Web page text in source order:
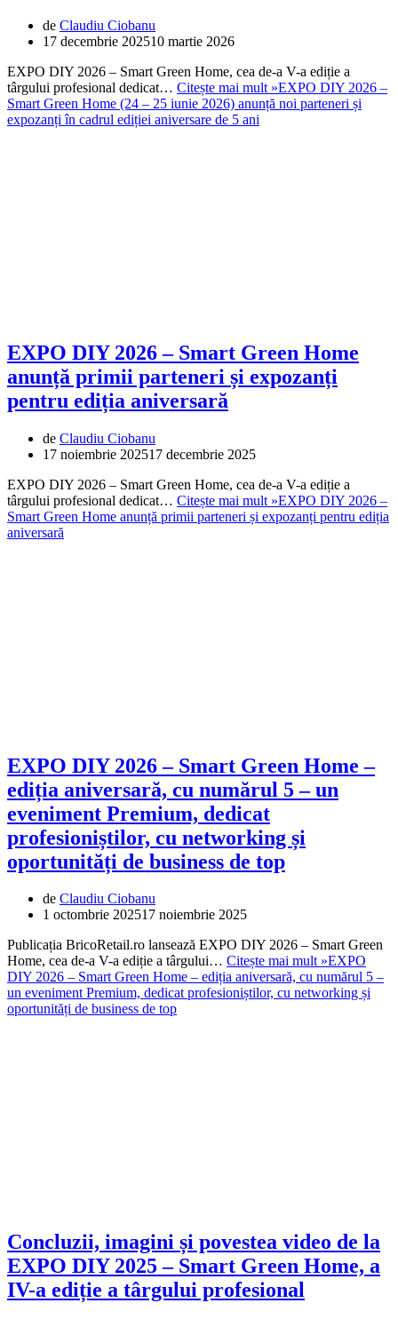
de Claudiu Ciobanu
17 decembrie 202510 martie 2026
EXPO DIY 2026 – Smart Green Home, cea de-a V-a ediție a
târgului profesional dedicat… Citește mai mult »EXPO DIY 2026 –
Smart Green Home (24 – 25 iunie 2026) anunță noi parteneri și
expozanți în cadrul ediției aniversare de 5 ani
EXPO DIY 2026 – Smart Green Home
anunță primii parteneri și expozanți
pentru ediția aniversară
de Claudiu Ciobanu
17 noiembrie 202517 decembrie 2025
EXPO DIY 2026 – Smart Green Home, cea de-a V-a ediție a
târgului profesional dedicat… Citește mai mult »EXPO DIY 2026 –
Smart Green Home anunță primii parteneri și expozanți pentru ediția
aniversară
EXPO DIY 2026 – Smart Green Home –
ediția aniversară, cu numărul 5 – un
eveniment Premium, dedicat
profesioniștilor, cu networking și
oportunități de business de top
de Claudiu Ciobanu
1 octombrie 202517 noiembrie 2025
Publicația BricoRetail.ro lansează EXPO DIY 2026 – Smart Green
Home, cea de-a V-a ediție a târgului… Citește mai mult »EXPO
DIY 2026 – Smart Green Home – ediția aniversară, cu numărul 5 –
un eveniment Premium, dedicat profesioniștilor, cu networking și
oportunități de business de top
Concluzii, imagini și povestea video de la
EXPO DIY 2025 – Smart Green Home, a
IV-a ediție a târgului profesional